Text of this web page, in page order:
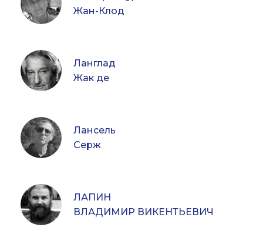
Жан-Клод
Ланглад
Жак де
Лансель
Серж
ЛАПИН
ВЛАДИМИР ВИКЕНТЬЕВИЧ